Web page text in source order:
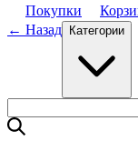
Покупки
← Назад Категории